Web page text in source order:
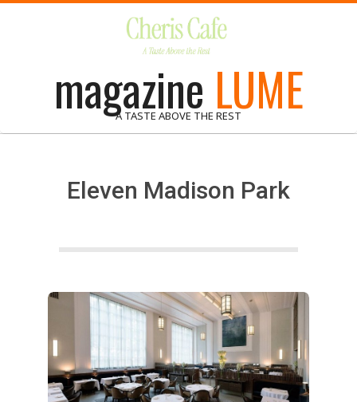
magazine LUME
A TASTE ABOVE THE REST
Eleven Madison Park